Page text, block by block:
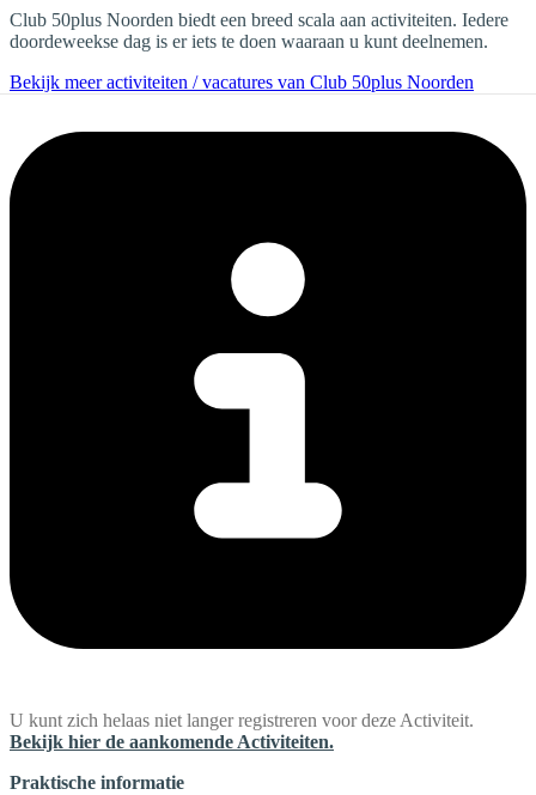
Club 50plus Noorden biedt een breed scala aan activiteiten. Iedere
doordeweekse dag is er iets te doen waaraan u kunt deelnemen.
Bekijk meer activiteiten / vacatures van Club 50plus Noorden
U kunt zich helaas niet langer registreren voor deze Activiteit.
Bekijk hier de aankomende Activiteiten.
Praktische informatie